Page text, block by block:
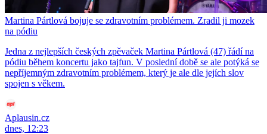
Martina Pártlová bojuje se zdravotním problémem. Zradil ji mozek
na pódiu
Jedna z nejlepších českých zpěvaček Martina Pártlová (47) řádí na
pódiu během koncertu jako tajfun. V poslední době se ale potýká se
nepříjemným zdravotním problémem, který je ale dle jejích slov
spojen s věkem.
Aplausin.cz
dnes, 12:23